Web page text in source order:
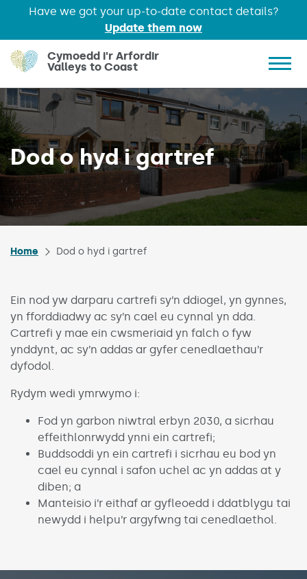
Have we got your up-to-date contact details?
Update them now
Skip to main content
Cymoedd i'r Arfordir
Valleys to Coast
Dod o hyd i gartref
Home Dod o hyd i gartref
Ein nod yw darparu cartrefi sy’n ddiogel, yn gynnes,
yn fforddiadwy ac sy’n cael eu cynnal yn dda.
Cartrefi y mae ein cwsmeriaid yn falch o fyw
ynddynt, ac sy’n addas ar gyfer cenedlaethau’r
dyfodol.
Rydym wedi ymrwymo i:
Fod yn garbon niwtral erbyn 2030, a sicrhau
effeithlonrwydd ynni ein cartrefi;
Buddsoddi yn ein cartrefi i sicrhau eu bod yn
cael eu cynnal i safon uchel ac yn addas at y
diben; a
Manteisio i’r eithaf ar gyfleoedd i ddatblygu tai
newydd i helpu’r argyfwng tai cenedlaethol.